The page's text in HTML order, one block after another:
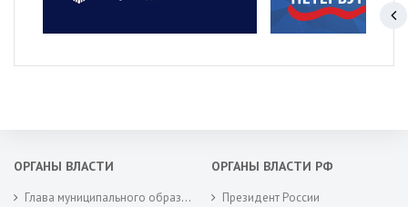
ОРГАНЫ ВЛАСТИ
Глава муниципального образования
ОРГАНЫ ВЛАСТИ РФ
Президент России